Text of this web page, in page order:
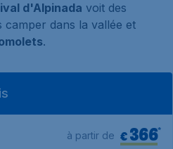
d'Alpinada voit des
camper dans la vallée et
.
€366*
à partir de